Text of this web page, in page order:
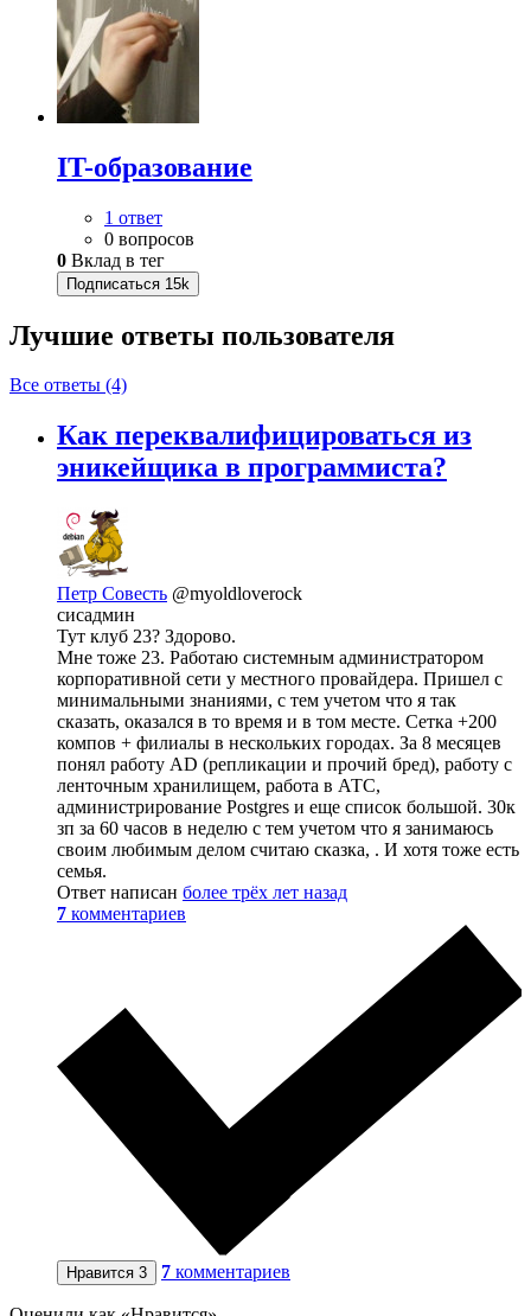
IT-образование
1 ответ
0 вопросов
0 Вклад в тег
Подписаться 15k
Лучшие ответы пользователя
Все ответы (4)
Как переквалифицироваться из
эникейщика в программиста?
Петр Совесть @myoldloverock
сисадмин
Тут клуб 23? Здорово.
Мне тоже 23. Работаю системным администратором
корпоративной сети у местного провайдера. Пришел с
минимальными знаниями, с тем учетом что я так
сказать, оказался в то время и в том месте. Сетка +200
компов + филиалы в нескольких городах. За 8 месяцев
понял работу AD (репликации и прочий бред), работу с
ленточным хранилищем, работа в АТС,
администрирование Postgres и еще список большой. 30к
зп за 60 часов в неделю с тем учетом что я занимаюсь
своим любимым делом считаю сказка, . И хотя тоже есть
семья.
Ответ написан более трёх лет назад
7 комментариев
Нравится 3 7 комментариев